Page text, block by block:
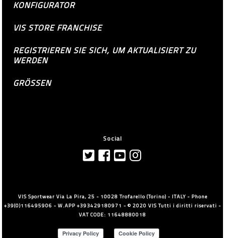
KONFIGURATOR
VIS STORE FRANCHISE
REGISTRIEREN SIE SICH, UM AKTUALISIERT ZU
WERDEN
GRÖSSEN
Social
VIS Sportwear Via La Pira, 25 - 10028 Trofarello (Torino) - ITALY - Phone
+39(0)116495906 - W.APP +393429180971 - © 2020 VIS Tutti i diritti riservati -
VAT CODE: 11648880018